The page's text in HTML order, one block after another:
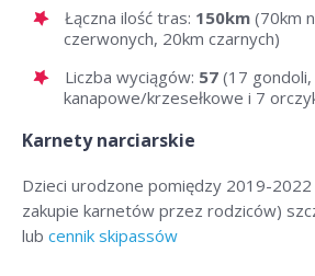
Łączna ilość tras: 150km (70km
czerwonych, 20km czarnych)
Liczba wyciągów: 57 (17
kanapowe/krzesełkowe i 7
Karnety narciarskie
Dzieci urodzone pomiędzy 2019-2022
zakupie karnetów przez rodziców)
lub cennik skipassów